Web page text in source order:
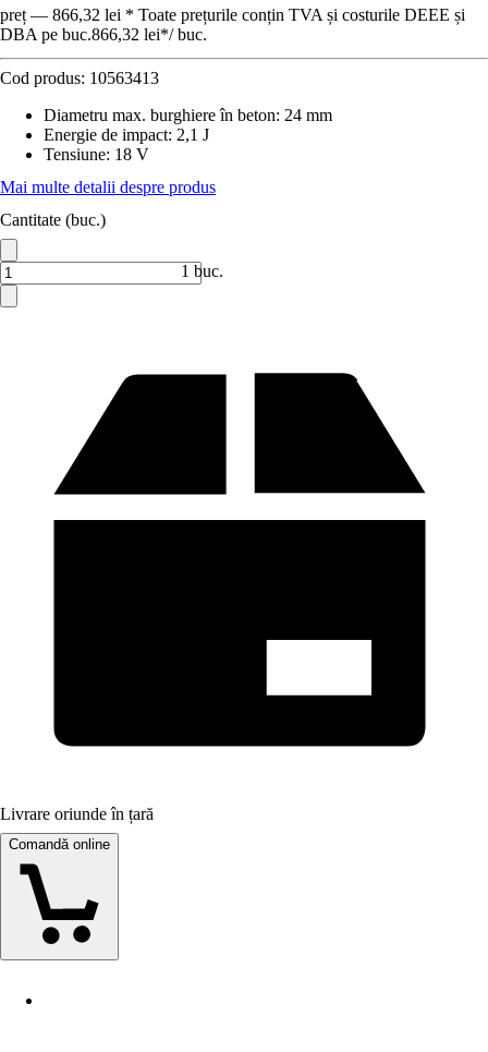
preț — 866,32 lei * Toate prețurile conțin TVA și costurile DEEE și
DBA pe buc.866,32 lei*/ buc.
Cod produs: 10563413
Diametru max. burghiere în beton: 24 mm
Energie de impact: 2,1 J
Tensiune: 18 V
Mai multe detalii despre produs
Cantitate (buc.)
1 buc.
Livrare oriunde în țară
Comandă online